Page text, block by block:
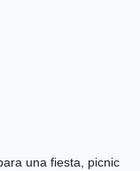
una fiesta, picnic